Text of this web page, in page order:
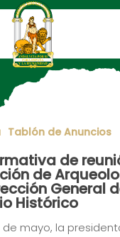
Tablón de Anuncios
de
de
General
Histórico
de mayo, la